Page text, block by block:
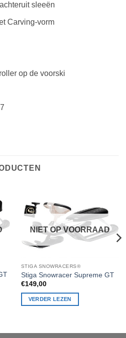
sleeën
Carving-vorm
op de voorski
NIET OP VOORRAAD
STIGA SNOWRACERS®
Stiga Snowracer Supreme GT
€149,00
VERDER LEZEN